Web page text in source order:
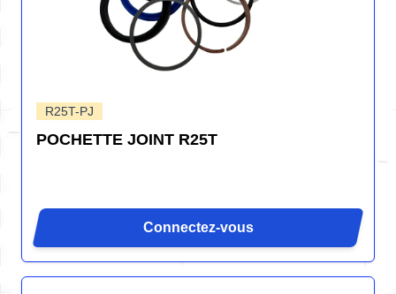
R25T-PJ
POCHETTE JOINT R25T
Connectez-vous